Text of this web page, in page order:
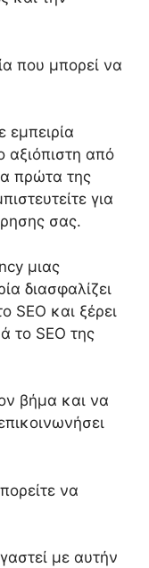
που μπορεί να
εμπειρία
αξιόπιστη από
πρώτα της
για
σας.
μιας
διασφαλίζει
SEO και ξέρει
το SEO της
βήμα και να
να
με αυτήν